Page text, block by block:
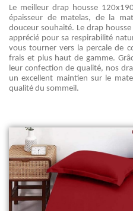
Le meilleur drap housse
épaisseur de matelas, de la
douceur souhaité. Le drap
apprécié pour sa respirabilité
vous tourner vers la percale de
frais et plus haut de gamme.
leur confection de qualité, nos
un excellent maintien sur le
qualité du sommeil.